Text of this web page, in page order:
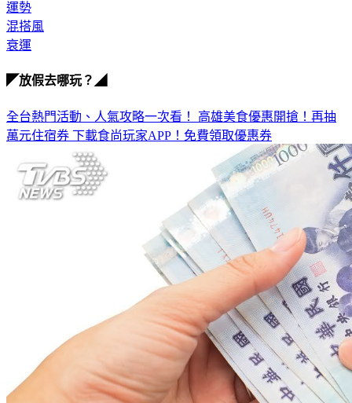
運勢
混搭風
衰運
◤放假去哪玩？◢
全台熱門活動、人氣攻略一次看！ 高雄美食優惠開搶！再抽
萬元住宿券 下載食尚玩家APP！免費領取優惠券